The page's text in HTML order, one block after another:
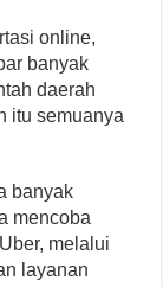
online,
banyak
daerah
itu semuanya
banyak
mencoba
melalui
layanan